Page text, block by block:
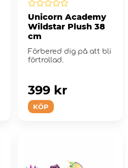
Unicorn Academy
Wildstar Plush 38
cm
Förbered dig på att bli
förtrollad.
KÖP
399 kr